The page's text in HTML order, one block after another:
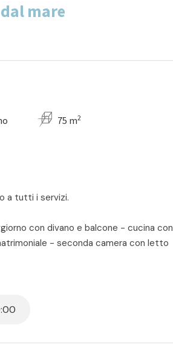
mare
75 m2
a tutti i servizi.
con divano e balcone - cucina con
- seconda camera con letto
fornito un codice il giorno dell'arrivo.